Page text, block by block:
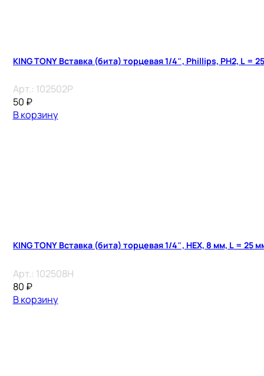
KING TONY Вставка (бита) торцевая 1/4″, Phillips, PH2, L =
Арт.: 102502P
50 ₽
В корзину
KING TONY Вставка (бита) торцевая 1/4″, HEX, 8 мм, L = 25
Арт.: 102508H
80 ₽
В корзину